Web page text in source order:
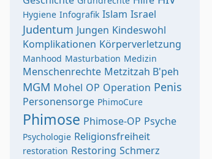
Hygiene Infografik Islam Israel
Judentum Jungen Kindeswohl
Komplikationen Körperverletzung
Manhood Masturbation Medizin
Menschenrechte Metzitzah B'peh
MGM Mohel OP Operation Penis
Personensorge PhimoCure
Phimose Phimose-OP Psyche
Psychologie Religionsfreiheit
restoration Restoring Schmerz